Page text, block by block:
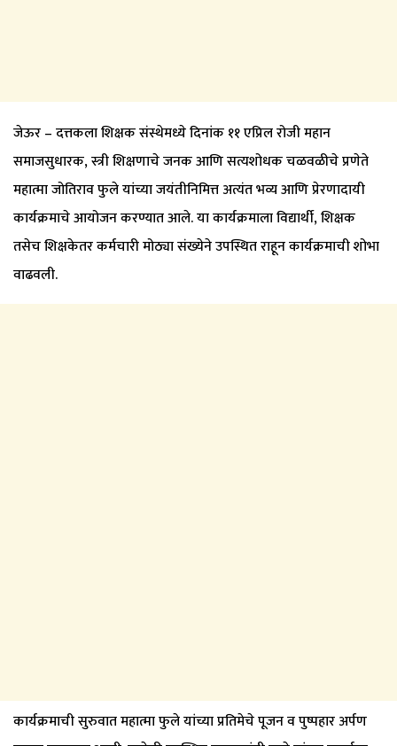
जेऊर – दत्तकला शिक्षक संस्थेमध्ये दिनांक ११ एप्रिल रोजी महान
समाजसुधारक, स्त्री शिक्षणाचे जनक आणि सत्यशोधक चळवळीचे प्रणेते
महात्मा जोतिराव फुले यांच्या जयंतीनिमित्त अत्यंत भव्य आणि प्रेरणादायी
कार्यक्रमाचे आयोजन करण्यात आले. या कार्यक्रमाला विद्यार्थी, शिक्षक
तसेच शिक्षकेतर कर्मचारी मोठ्या संख्येने उपस्थित राहून कार्यक्रमाची शोभा
वाढवली.
कार्यक्रमाची सुरुवात महात्मा फुले यांच्या प्रतिमेचे पूजन व पुष्पहार अर्पण